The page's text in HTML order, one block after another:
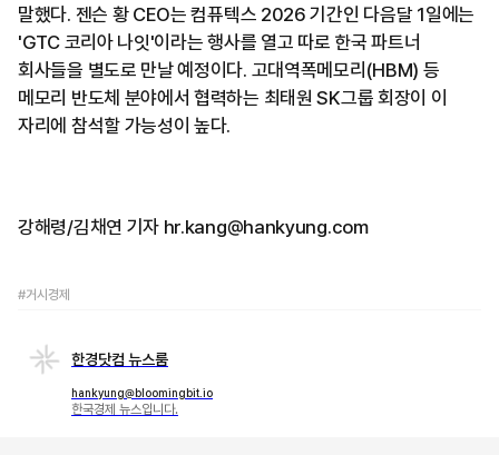
말했다. 젠슨 황 CEO는 컴퓨텍스 2026 기간인 다음달 1일에는
'GTC 코리아 나잇'이라는 행사를 열고 따로 한국 파트너
회사들을 별도로 만날 예정이다. 고대역폭메모리(HBM) 등
메모리 반도체 분야에서 협력하는 최태원 SK그룹 회장이 이
자리에 참석할 가능성이 높다.
강해령/김채연 기자 hr.kang@hankyung.com
#거시경제
한경닷컴 뉴스룸
hankyung@bloomingbit.io
한국경제 뉴스입니다.